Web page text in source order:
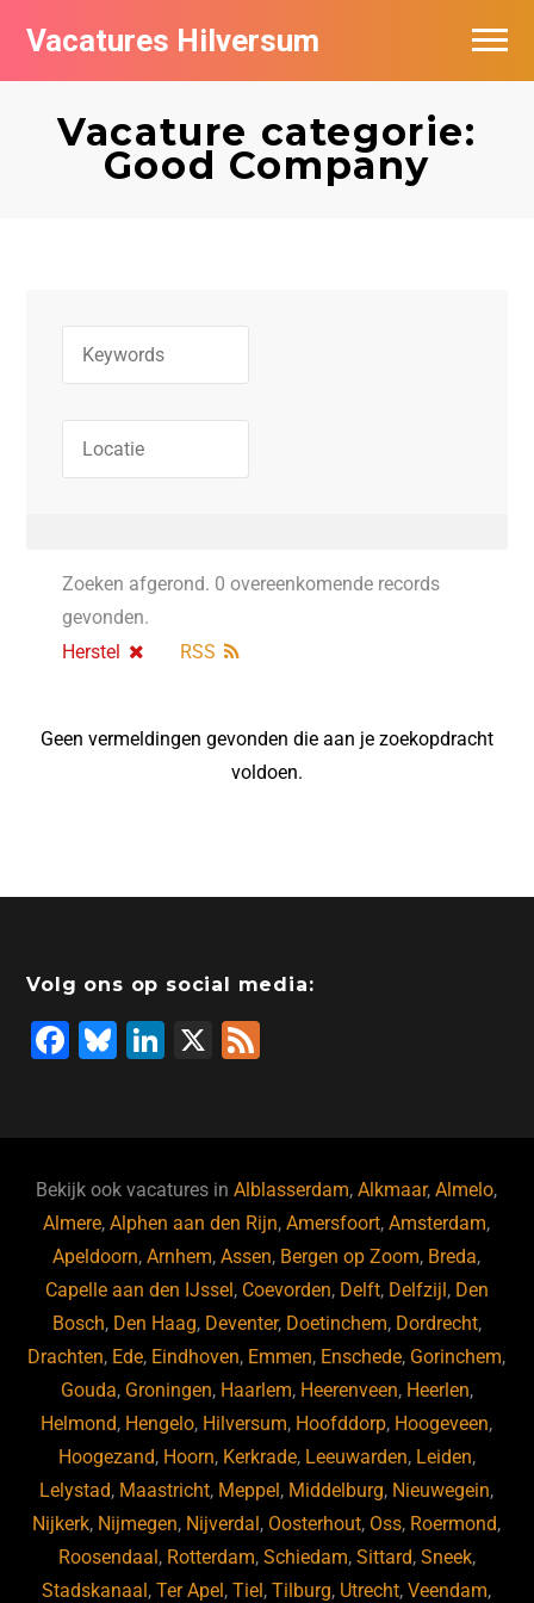
Vacatures Hilversum
Vacature categorie:
Good Company
Zoeken afgerond. 0 overeenkomende records
gevonden.
Herstel
RSS
Geen vermeldingen gevonden die aan je zoekopdracht
voldoen.
Volg ons op social media:
F
b
o
o
k
Bl
ky
Li
dI
n
X
Bekijk ook vacatures inAlblasserdam,Alkmaar,Almelo,
Almere,Alphen aan den Rijn,Amersfoort,Amsterdam,
Apeldoorn,Arnhem,Assen, Bergen op Zoom, Breda,
Capelle aan den IJssel , Coevorden, Delft, Delfzijl , Den
Bosch, Den Haag, Deventer, Doetinchem, Dordrecht,
Drachten, Ede, Eindhoven, Emmen, Enschede, Gorinchem,
Gouda, Groningen, Haarlem, Heerenveen, Heerlen,
Helmond, Hengelo, Hilversum, Hoofddorp, Hoogeveen,
Hoogezand, Hoorn, Kerkrade, Leeuwarden, Leiden,
Lelystad, Maastricht, Meppel , Middelburg, Nieuwegein,
Nijkerk, Nijmegen, Nijverdal , Oosterhout, Oss, Roermond,
Roosendaal , Rotterdam, Schiedam, Sittard, Sneek,
Stadskanaal ,Ter Apel ,Tiel ,Tilburg, Utrecht,Veendam,
Vacatures per bedrijf in Hilversum
De populairste vacatures in Hilversum